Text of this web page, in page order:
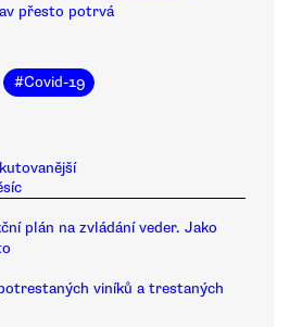
přesto potrvá
#Covid-19
plán na zvládání veder. Jako
viníků a trestaných